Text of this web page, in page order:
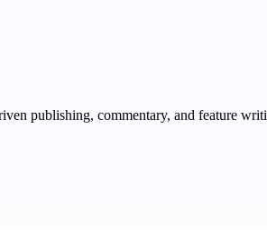
publishing, commentary, and feature